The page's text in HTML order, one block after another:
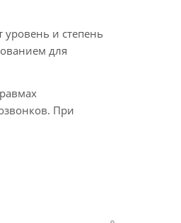
уровень и степень
для
При